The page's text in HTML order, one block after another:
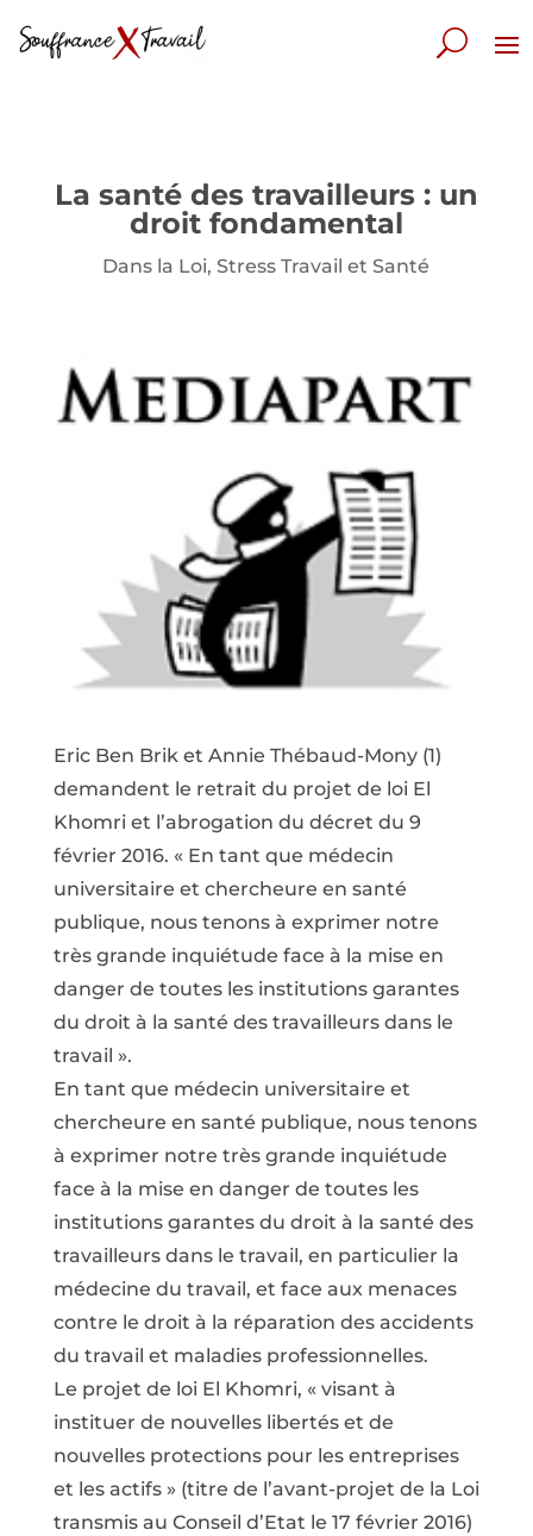
La santé des travailleurs : un
droit fondamental
Dans la Loi,Stress Travail et Santé
Eric Ben Brik et Annie Thébaud-Mony (1)
demandent le retrait du projet de loi El
Khomri et l’abrogation du décret du 9
février 2016. « En tant que médecin
universitaire et chercheure en santé
publique, nous tenons à exprimer notre
très grande inquiétude face à la mise en
danger de toutes les institutions garantes
du droit à la santé des travailleurs dans le
travail ».
En tant que médecin universitaire et
chercheure en santé publique, nous tenons
à exprimer notre très grande inquiétude
face à la mise en danger de toutes les
institutions garantes du droit à la santé des
travailleurs dans le travail, en particulier la
médecine du travail, et face aux menaces
contre le droit à la réparation des accidents
du travail et maladies professionnelles.
Le projet de loi El Khomri, « visant à
instituer de nouvelles libertés et de
nouvelles protections pour les entreprises
et les actifs » (titre de l’avant-projet de la Loi
transmis au Conseil d’Etat le 17 février 2016)